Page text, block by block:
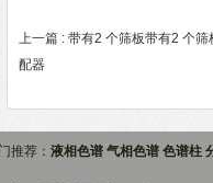
上一篇 : 带有2 个筛板带有2 个
配器
推荐： 液相色谱 气相色谱 色谱柱